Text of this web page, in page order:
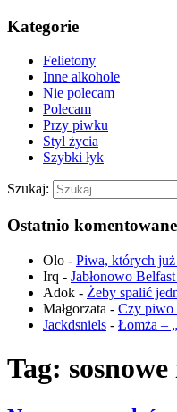
Kategorie
Felietony
Inne alkohole
Nie polecam
Polecam
Przy piwku
Styl życia
Szybki łyk
Szukaj:
Ostatnio komentowane
Olo - Piwa, których
Irq - Jabłonowo
Adok - Żeby spalić
Małgorzata - Czy piwo
Jackdsniels - Łomża –
Tag: